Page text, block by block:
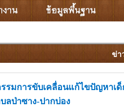
ข่า
มการขับเคลื่อนแก้ไขปัญหาเ
ลป่าซาง-ปากบ่อง